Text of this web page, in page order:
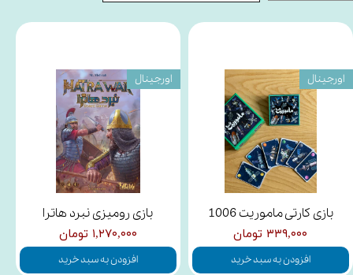
بازی کارتی ماموریت 1006
۳۳۹,۰۰۰ تومان
افزودن به سبد خرید
اورجینال
بازی رومیزی نبرد هاترا
۱,۲۷۰,۰۰۰ تومان
افزودن به سبد خرید
اورجینال